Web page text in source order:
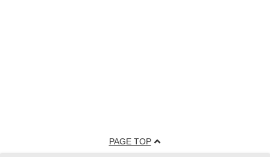
PAGE TOP